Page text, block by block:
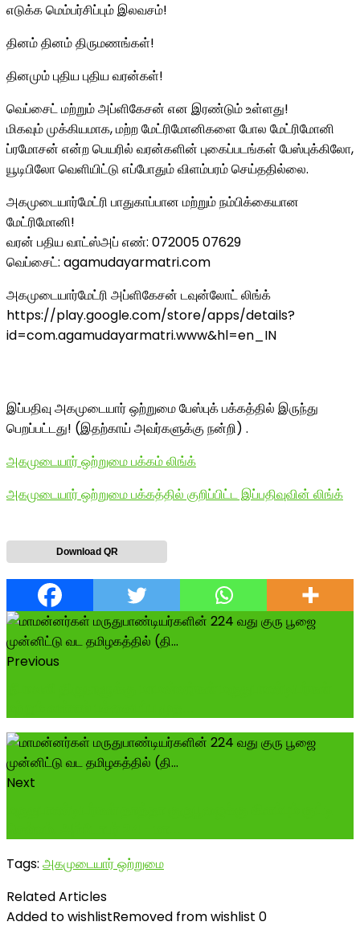
எடுக்க மெம்பர்சிப்பும் இலவசம்!
தினம் தினம் திருமணங்கள்!
தினமும் புதிய புதிய வரன்கள்!
வெப்சைட் மற்றும் அப்ளிகேசன் என இரண்டும் உள்ளது!
மிகவும் முக்கியமாக, மற்ற மேட்ரிமோனிகளை போல மேட்ரிமோனி
ப்ரமோசன் என்ற பெயரில் வரன்களின் புகைப்படங்கள் பேஸ்புக்கிலோ,
யூடிபிலோ வெளியிட்டு எப்போதும் விளம்பரம் செய்ததில்லை.
அகமுடையார்மேட்ரி பாதுகாப்பான மற்றும் நம்பிக்கையான
மேட்ரிமோனி!
வரன் பதிய வாட்ஸ்அப் எண்: 072005 07629
வெப்சைட்: agamudayarmatri.com
அகமுடையார்மேட்ரி அப்ளிகேசன் டவுன்லோட் லிங்க்
https://play.google.com/store/apps/details?
id=com.agamudayarmatri.www&hl=en_IN
இப்பதிவு அகமுடையார் ஒற்றுமை பேஸ்புக் பக்கத்தில் இருந்து
பெறப்பட்டது! (இதற்காய் அவர்களுக்கு நன்றி) .
அகமுடையார் ஒற்றுமை பக்கம் லிங்க்
அகமுடையார் ஒற்றுமை பக்கத்தில் குறிப்பிட்ட இப்பதிவுவின் லிங்க்
Download QR
Previous
Next
Tags: அகமுடையார் ஒற்றுமை
Related Articles
Added to wishlistRemoved from wishlist 0